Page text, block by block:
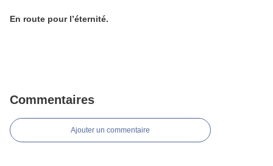
En route pour l’éternité.
Commentaires
Ajouter un commentaire